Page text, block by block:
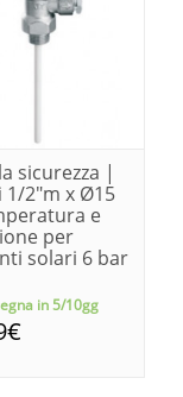
sicurezza |
1/2"m x Ø15
e
per
solari 6 bar
in 5/10gg